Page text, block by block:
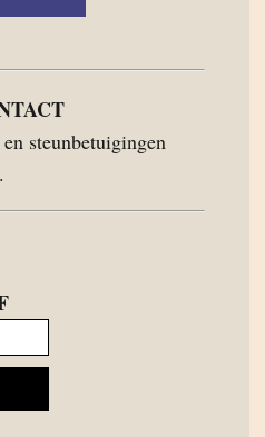
steunbetuigingen
.